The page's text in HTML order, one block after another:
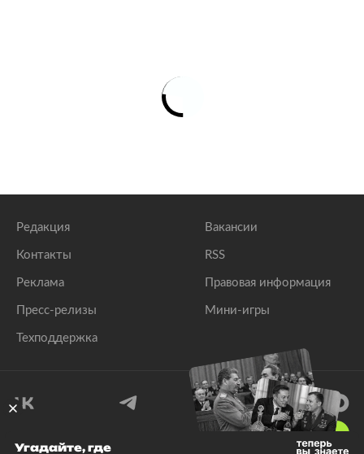
Редакция
Контакты
Реклама
Пресс-релизы
Техподдержка
Вакансии
RSS
Правовая информация
Мини-игры
Угадайте, где